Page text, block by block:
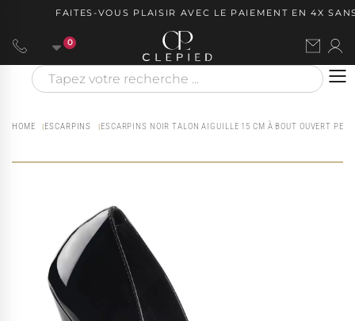
FAITES-VOUS PLAISIR AVEC LE PAIEMENT EN 4X
0
HOME ESCARPINS